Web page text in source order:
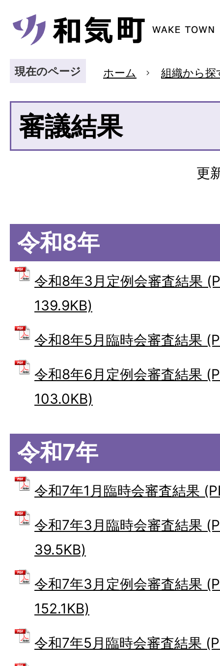
現在のページ ホーム 組織から探
審議結果
更
令和8年
令和8年3月定例会審査結果
139.9KB)
令和8年5月臨時会審査結果
令和8年6月定例会審査結果
103.0KB)
令和7年
令和7年1月臨時会審査結果
令和7年3月臨時会審査結果
39.5KB)
令和7年3月定例会審査結果
152.1KB)
令和7年5月臨時会審査結果